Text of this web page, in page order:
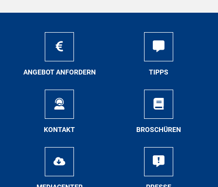
AN­GE­BOT AN­FOR­DERN TIPPS
KON­TAKT BRO­SCHÜ­REN